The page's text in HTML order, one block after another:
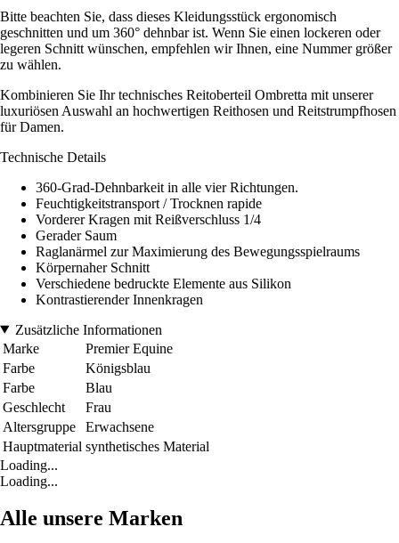
Bitte beachten Sie, dass dieses Kleidungsstück ergonomisch
geschnitten und um 360° dehnbar ist. Wenn Sie einen lockeren oder
legeren Schnitt wünschen, empfehlen wir Ihnen, eine Nummer größer
zu wählen.
Kombinieren Sie Ihr technisches Reitoberteil Ombretta mit unserer
luxuriösen Auswahl an hochwertigen Reithosen und Reitstrumpfhosen
für Damen.
Technische Details
360-Grad-Dehnbarkeit in alle vier Richtungen.
Feuchtigkeitstransport / Trocknen rapide
Vorderer Kragen mit Reißverschluss 1/4
Gerader Saum
Raglanärmel zur Maximierung des Bewegungsspielraums
Körpernaher Schnitt
Verschiedene bedruckte Elemente aus Silikon
Kontrastierender Innenkragen
Zusätzliche Informationen
Marke
Premier Equine
Farbe
Königsblau
Farbe
Blau
Geschlecht
Frau
Altersgruppe
Erwachsene
Hauptmaterial synthetisches Material
Loading...
Loading...
Alle unsere Marken